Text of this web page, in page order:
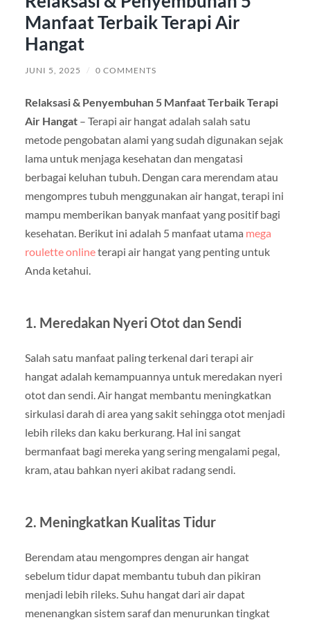
Manfaat Terbaik Terapi Air
Hangat
JUNI 5, 2025 / 0 COMMENTS
Relaksasi & Penyembuhan 5 Manfaat Terbaik Terapi
Air Hangat– Terapi air hangat adalah salah satu
metode pengobatan alami yang sudah digunakan sejak
lama untuk menjaga kesehatan dan mengatasi
berbagai keluhan tubuh. Dengan cara merendam atau
mengompres tubuh menggunakan air hangat, terapi ini
mampu memberikan banyak manfaat yang positif bagi
kesehatan. Berikut ini adalah 5 manfaat utama mega
roulette onlineterapi air hangat yang penting untuk
Anda ketahui.
1. Meredakan Nyeri Otot dan Sendi
Salah satu manfaat paling terkenal dari terapi air
hangat adalah kemampuannya untuk meredakan nyeri
otot dan sendi. Air hangat membantu meningkatkan
sirkulasi darah di area yang sakit sehingga otot menjadi
lebih rileks dan kaku berkurang. Hal ini sangat
bermanfaat bagi mereka yang sering mengalami pegal,
kram, atau bahkan nyeri akibat radang sendi.
2. Meningkatkan Kualitas Tidur
Berendam atau mengompres dengan air hangat
sebelum tidur dapat membantu tubuh dan pikiran
menjadi lebih rileks. Suhu hangat dari air dapat
menenangkan sistem saraf dan menurunkan tingkat